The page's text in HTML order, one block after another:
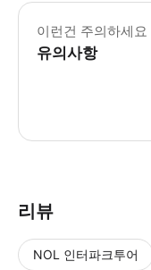
이런건 주의하세요
유의사항
리뷰
NOL 인터파크투어